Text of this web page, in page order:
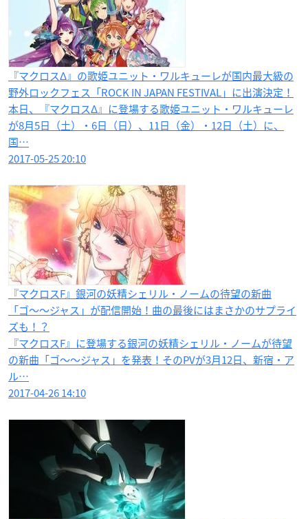
『マクロスΔ』の歌姫ユニット・ワルキューレが国内最大級の
野外ロックフェス「ROCK IN JAPAN FESTIVAL」に出演決定！
本日、『マクロスΔ』に登場する歌姫ユニット・ワルキューレ
が8月5日（土）・6日（日）、11日（金）・12日（土）に、
国…
2017-05-25 20:10
『マクロスF』銀河の妖精シェリル・ノームの待望の新曲
「ゴ〜〜ジャス」が配信開始！曲の最後にはまさかのサプライ
ズも！？
『マクロスF』に登場する銀河の妖精シェリル・ノームが待望
の新曲「ゴ〜〜ジャス」を発表！そのPVが3月12日、新宿・ア
ル…
2017-04-26 14:10